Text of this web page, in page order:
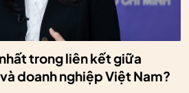
trong liên kết giữa
doanh nghiệp Việt Nam?